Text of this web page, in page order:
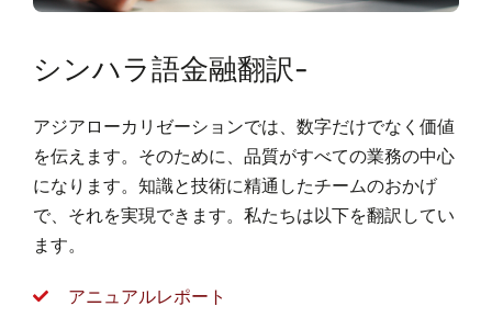
シンハラ語金融翻訳-
アジアローカリゼーションでは、数字だけでなく価値
を伝えます。そのために、品質がすべての業務の中心
になります。知識と技術に精通したチームのおかげ
で、それを実現できます。私たちは以下を翻訳してい
ます。
アニュアルレポート